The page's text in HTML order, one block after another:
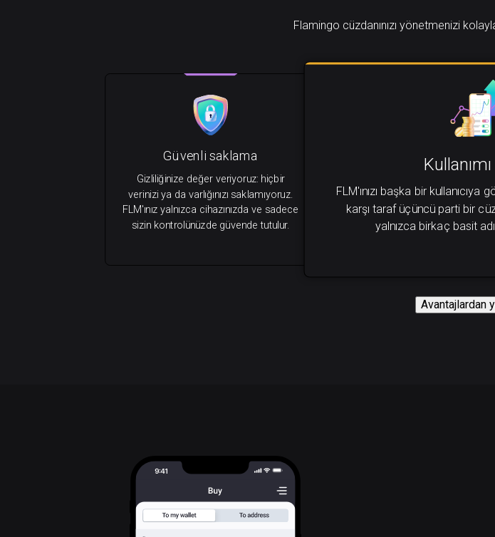
Flamingo cüzdanınızı yönetmenizi
FLM'ınızı başka bir
karşı taraf üçüncü parti bir
yalnızca birkaç basit
Güvenli saklama
Gizliliğinize değer veriyoruz: hiçbir
verinizi ya da varlığınızı saklamıyoruz.
FLM'ınız yalnızca cihazınızda ve sadece
sizin kontrolünüzde güvende tutulur.
Avantajlardan